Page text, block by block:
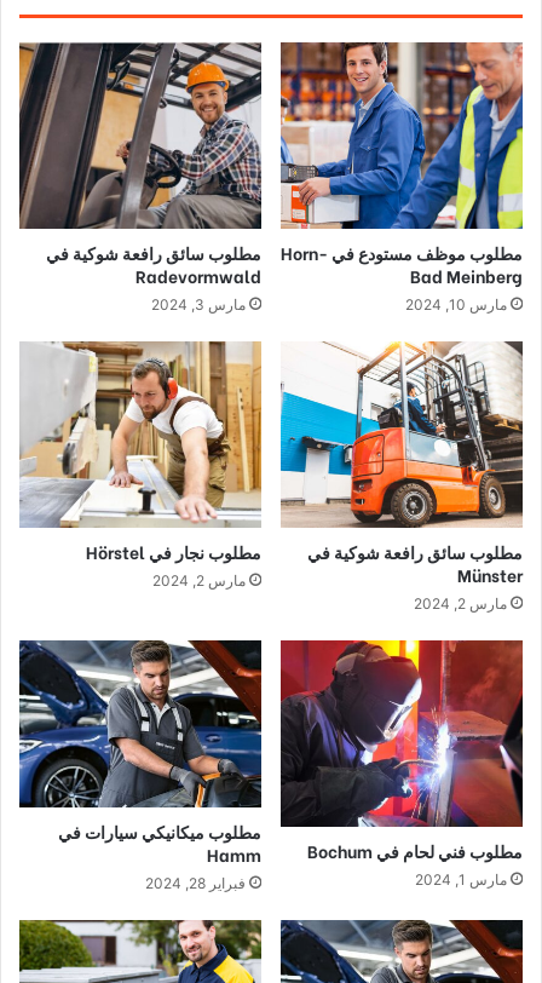
مطلوب موظف مستودع في Horn-
Bad Meinberg
مارس 10, 2024
مطلوب سائق رافعة شوكية في
Radevormwald
مارس 3, 2024
مطلوب سائق رافعة شوكية في
Münster
مارس 2, 2024
مطلوب نجار في Hörstel
مارس 2, 2024
مطلوب فني لحام في Bochum
مارس 1, 2024
مطلوب ميكانيكي سيارات في
Hamm
فبراير 28, 2024